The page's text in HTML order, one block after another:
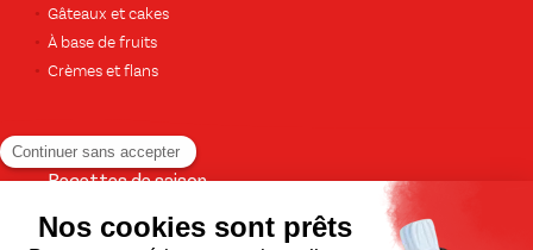
Gâteaux et cakes
À base de fruits
Crèmes et flans
Recettes de saison
Printemps